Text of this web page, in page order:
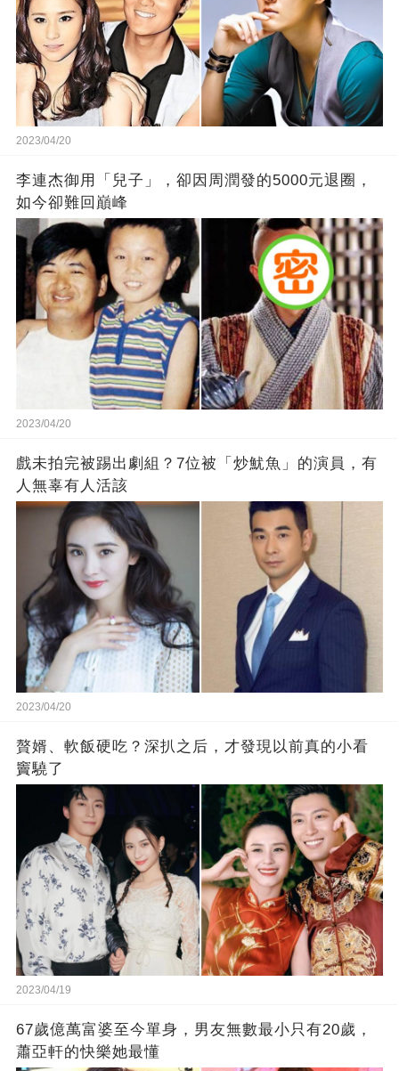
2023/04/20
李連杰御用「兒子」，卻因周潤發的5000元退圈，
如今卻難回巔峰
2023/04/20
戲未拍完被踢出劇組？7位被「炒魷魚」的演員，有
人無辜有人活該
2023/04/20
贅婿、軟飯硬吃？深扒之后，才發現以前真的小看
竇驍了
2023/04/19
67歲億萬富婆至今單身，男友無數最小只有20歲，
蕭亞軒的快樂她最懂